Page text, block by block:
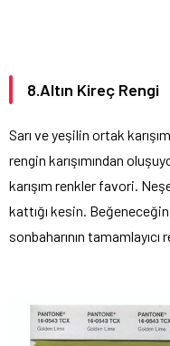
8.Altın Kireç Rengi
Sarı ve yeşilin ortak
rengin karışımından
karışım renkler favori.
kattığı kesin.
sonbaharının tamamlayıcı